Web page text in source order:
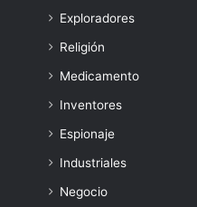
Exploradores
Religión
Medicamento
Inventores
Espionaje
Industriales
Negocio